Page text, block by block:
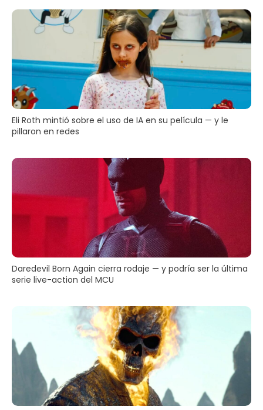
Eli Roth mintió sobre el uso de IA en su película — y le
pillaron en redes
Daredevil Born Again cierra rodaje — y podría ser la última
serie live-action del MCU